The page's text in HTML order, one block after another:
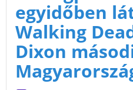
egyidőben
Walking
Dixon